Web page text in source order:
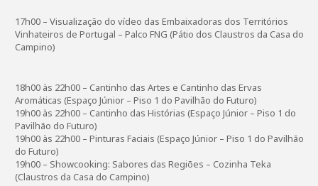
17h00 – Visualização do vídeo das Embaixadoras dos Territórios
Vinhateiros de Portugal – Palco FNG (Pátio dos Claustros da Casa do
Campino)
18h00 às 22h00 – Cantinho das Artes e Cantinho das Ervas
Aromáticas (Espaço Júnior – Piso 1 do Pavilhão do Futuro)
19h00 às 22h00 – Cantinho das Histórias (Espaço Júnior – Piso 1 do
Pavilhão do Futuro)
19h00 às 22h00 – Pinturas Faciais (Espaço Júnior – Piso 1 do Pavilhão
do Futuro)
19h00 – Showcooking: Sabores das Regiões – Cozinha Teka
(Claustros da Casa do Campino)